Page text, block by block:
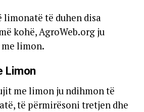
limonatë të duhen disa
kohë, AgroWeb.org ju
limon.
Limon
me limon ju ndihmon të
të përmirësoni tretjen dhe